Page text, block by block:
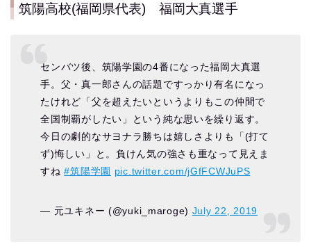
筑陽高校(福岡県代表) 福岡大真選手
センバツ後、筑陽学園の4番になった福岡大真選
手。父・真一郎さんの話題ですっかり有名になっ
たけれど「父を超えたいというよりもこの仲間で
全国制覇がしたい」という純な思いを繰り返す。
今日の劇的なサヨナラ勝ちは嬉しさよりも「(打て
ず)悔しい」と。負けん気の強さも重なって見えま
すね#筑陽学園 pic.twitter.com/jGfFCWJuPS
— 元ユキネー (@yuki_maroge) July 22, 2019